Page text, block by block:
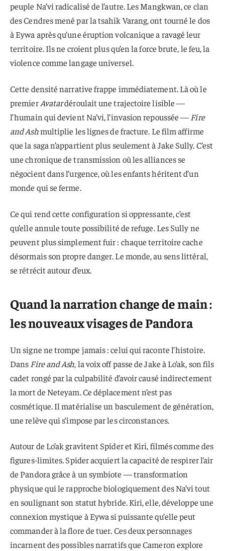
peuple Na’vi radicalisé de l’autre. Les Mangkwan, ce clan
des Cendres mené par la tsahik Varang, ont tourné le dos
à Eywa après qu’une éruption volcanique a ravagé leur
territoire. Ils ne croient plus qu’en la force brute, le feu, la
violence comme langage universel.
Cette densité narrative frappe immédiatement. Là où le
premierAvatardéroulait une trajectoire lisible —
l’humain qui devient Na’vi, l’invasion repoussée — Fire
and Ashmultiplie les lignes de fracture. Le film affirme
que la saga n’appartient plus seulement à Jake Sully. C’est
une chronique de transmission où les alliances se
négocient dans l’urgence, où les enfants héritent d’un
monde qui se ferme.
Ce qui rend cette configuration si oppressante, c’est
qu’elle annule toute possibilité de refuge. Les Sully ne
peuvent plus simplement fuir : chaque territoire cache
désormais son propre danger. Le monde, au sens littéral,
se rétrécit autour d’eux.
Quand la narration change de main :
les nouveaux visages de Pandora
Un signe ne trompe jamais : celui qui raconte l’histoire.
Dans Fire and Ash, la voix off passe de Jake à Lo’ak, son fils
cadet rongé par la culpabilité d’avoir causé indirectement
la mort de Neteyam. Ce déplacement n’est pas
cosmétique. Il matérialise un basculement de génération,
une relève qui s’impose par les circonstances.
Autour de Lo’ak gravitent Spider et Kiri, filmés comme des
figures-limites. Spider acquiert la capacité de respirer l’air
de Pandora grâce à un symbiote — transformation
physique qui le rapproche biologiquement des Na’vi tout
en soulignant son statut hybride. Kiri, elle, développe une
connexion mystique à Eywa si puissante qu’elle peut
commander à la flore de tuer. Ces deux personnages
incarnent des possibles narratifs que Cameron explore